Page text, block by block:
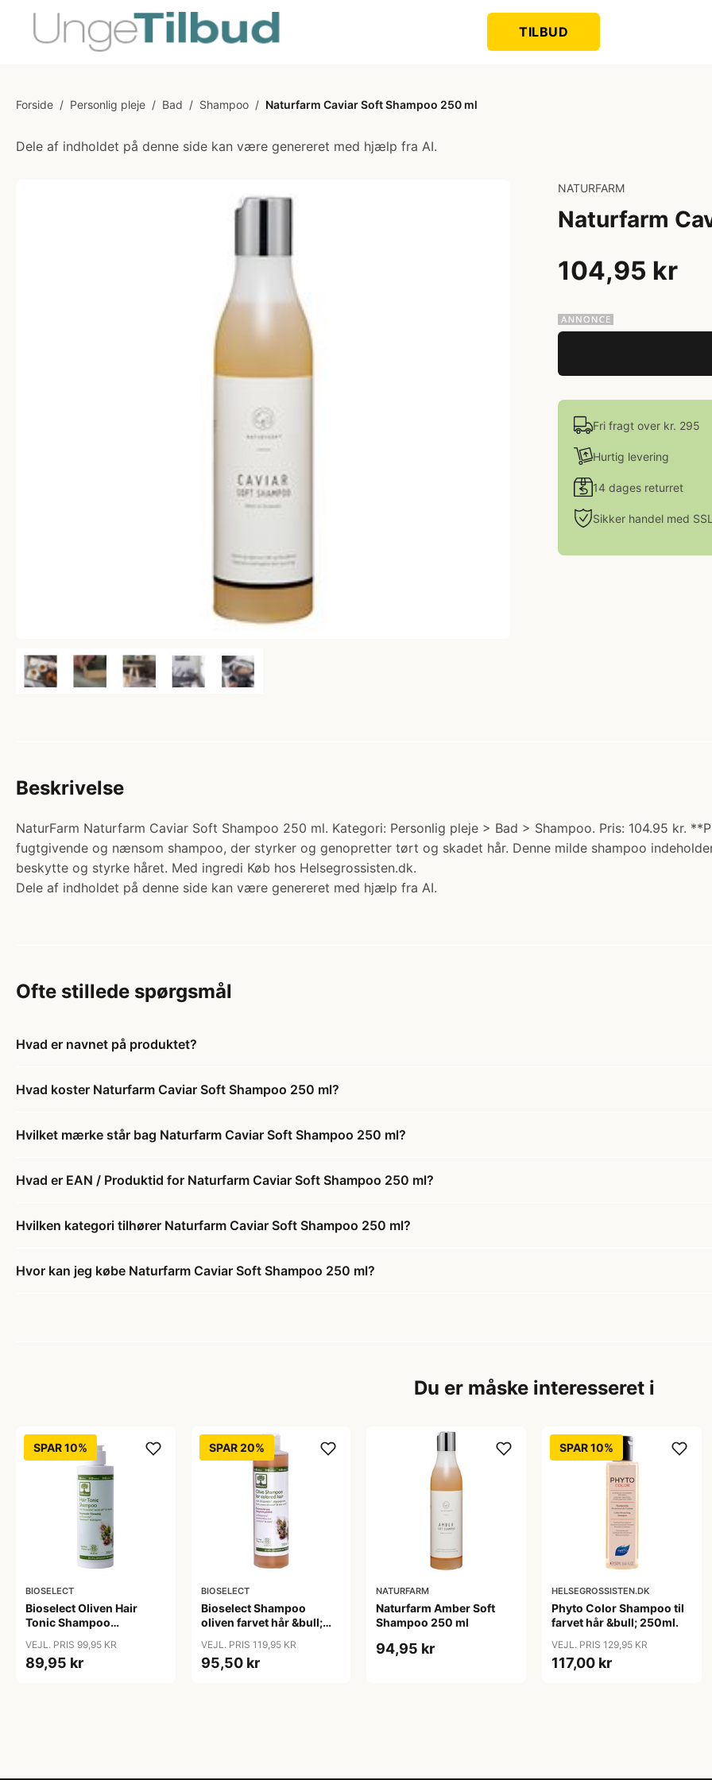
TILBUD
Forside / Personlig pleje / Bad / Shampoo / Naturfarm Caviar Soft Shampoo 250 ml
Dele af indholdet på denne side kan være genereret med hjælp fra AI.
NATURFARM
Naturfarm
104,95 kr
Fri fragt over kr. 295
Hurtig levering
14 dages returret
Sikker handel med
Beskrivelse
NaturFarm Naturfarm Caviar Soft Shampoo 250 ml. Kategori: Personlig pleje > Bad > Shampoo. Pris: 104.95 kr.
fugtgivende og nænsom shampoo, der styrker og genopretter tørt og skadet hår. Denne milde shampoo
beskytte og styrke håret. Med ingredi Køb hos Helsegrossisten.dk.
Dele af indholdet på denne side kan være genereret med hjælp fra AI.
Ofte stillede spørgsmål
Hvad er navnet på produktet?
Hvad koster Naturfarm Caviar Soft Shampoo 250 ml?
Hvilket mærke står bag Naturfarm Caviar Soft Shampoo 250 ml?
Hvad er EAN / Produktid for Naturfarm Caviar Soft Shampoo 250 ml?
Hvilken kategori tilhører Naturfarm Caviar Soft Shampoo 250 ml?
Hvor kan jeg købe Naturfarm Caviar Soft Shampoo 250 ml?
Du er måske interesseret i
SPAR 10%
BIOSELECT
Bioselect Oliven Hair
Tonic Shampoo
VEJL. PRIS 99,95 KR
89,95 kr
SPAR 20%
BIOSELECT
Bioselect Shampoo
oliven farvet hår &bull;
VEJL. PRIS 119,95 KR
95,50 kr
NATURFARM
Naturfarm Amber Soft
Shampoo 250 ml
94,95 kr
SPAR 10%
HELSEGROSSISTEN.DK
Phyto Color Shampoo til
farvet hår &bull; 250ml.
VEJL. PRIS 129,95 KR
117,00 kr